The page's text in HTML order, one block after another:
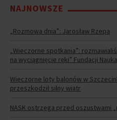
NAJNOWSZE
„Rozmowa dnia”: Jarosław Rzepa
„Wieczorne spotkania”:
na wyciągnięcie ręki” Fundacji
Wieczorne loty balonów w
przeszkodził silny wiatr
NASK ostrzega przed oszustwami